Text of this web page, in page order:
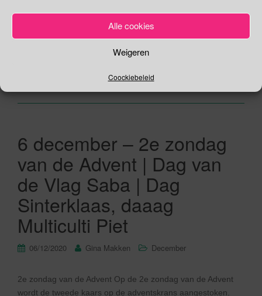
Alle cookies
Weigeren
Coockiebeleid
evangelist) Moeder Teresa in Calcutta (India). Hij was zo
6 december – 2e zondag
van de Advent | Dag van
de Vlag Saba | Dag
Sinterklaas, daaag
Multiculti Piet
06/12/2020 Gina Makken December
2e zondag van de Advent Op de 2e zondag van de Advent
wordt de tweede kaars op de adventskrans aangestoken.